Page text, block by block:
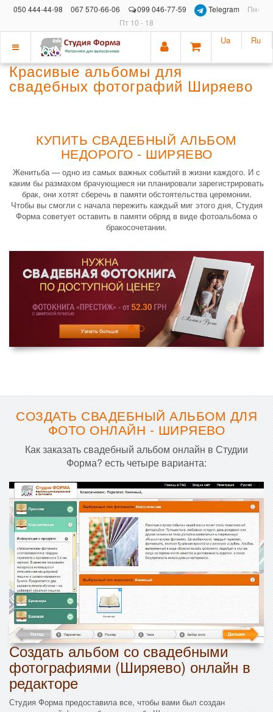
050 444-44-98 067 570-66-06 099 046-77-59 Telegram
Пн-
Пт 10 - 18
Показать
меню
Ua Ru
Красивые альбомы для
свадебных фотографий Ширяево
КУПИТЬ СВАДЕБНЫЙ АЛЬБОМ
НЕДОРОГО - ШИРЯЕВО
Женитьба — одно из самых важных событий в жизни каждого. И с
каким бы размахом брачующиеся ни планировали зарегистрировать
брак, они хотят сберечь в памяти обстоятельства церемонии.
Чтобы вы смогли с начала пережить каждый миг этого дня, Студия
Форма советует оставить в памяти обряд в виде фотоальбома о
бракосочетании.
СОЗДАТЬ СВАДЕБНЫЙ АЛЬБОМ ДЛЯ
ФОТО ОНЛАЙН - ШИРЯЕВО
Как заказать свадебный альбом онлайн в Студии
Форма? есть четыре варианта:
Создать альбом со свадебными
фотографиями (Ширяево) онлайн в
редакторе
Студия Форма предоставила все, чтобы вами был создан